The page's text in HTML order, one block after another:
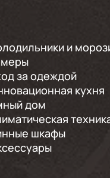
и
за одеждой
кухня
дом
шкафы